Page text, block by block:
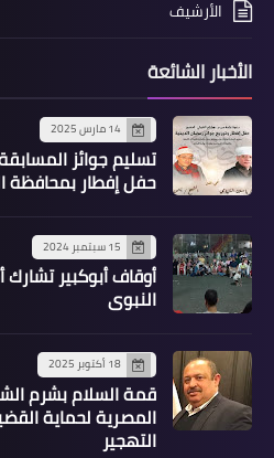
الأرشيف
الأخبار الشائعة
14 مارس 2025
تسليم جوائز
حفل إفطار بمحافظة
15 سبتمبر 2024
أوقاف أبوكبير
النبوي
18 أكتوبر 2025
قمة السلام بشرم
المصرية لحماية
التهجير